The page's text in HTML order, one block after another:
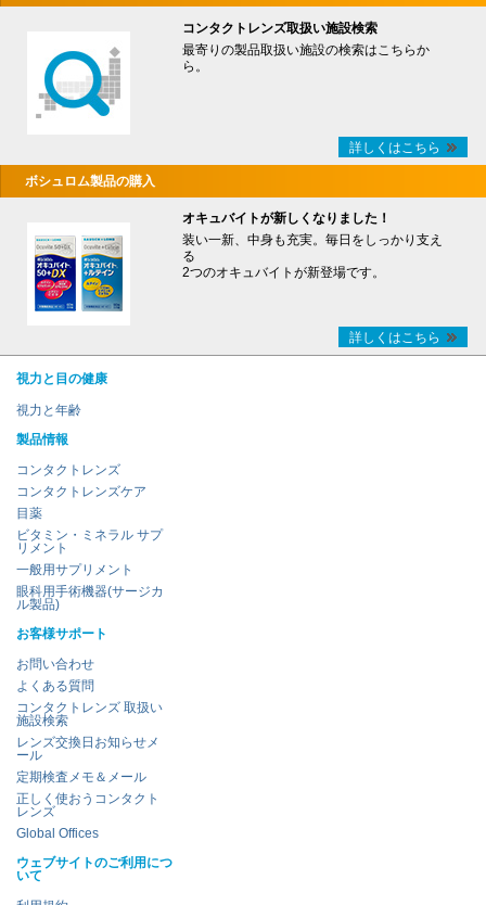
コンタクトレンズ取扱い施設検索
最寄りの製品取扱い施設の検索はこちらか
ら。
詳しくはこちら
ボシュロム製品の購入
オキュバイトが新しくなりました！
装い一新、中身も充実。毎日をしっかり支え
る
2つのオキュバイトが新登場です。
詳しくはこちら
視力と目の健康
視力と年齢
製品情報
コンタクトレンズ
コンタクトレンズケア
目薬
ビタミン・ミネラル サプ
リメント
一般用サプリメント
眼科用手術機器(サージカ
ル製品)
お客様サポート
お問い合わせ
よくある質問
コンタクトレンズ 取扱い
施設検索
レンズ交換日お知らせメ
ール
定期検査メモ＆メール
正しく使おうコンタクト
レンズ
Global Offices
ウェブサイトのご利用につ
いて